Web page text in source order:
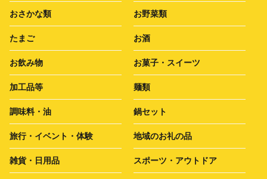
おさかな類 お野菜類
たまご お酒
お飲み物 お菓子・スイーツ
加工品等 麺類
調味料・油 鍋セット
旅行・イベント・体験 地域のお礼の品
雑貨・日用品 スポーツ・アウトドア